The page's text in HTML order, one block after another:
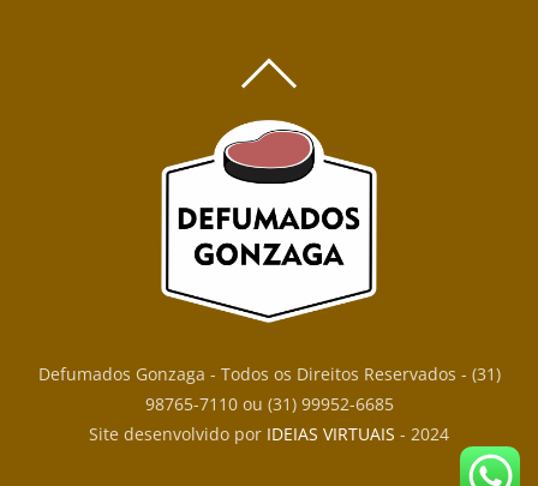
TOP
Defumados Gonzaga - Todos os Direitos Reservados - (31)
98765-7110 ou (31) 99952-6685
Site desenvolvido por IDEIAS VIRTUAIS - 2024